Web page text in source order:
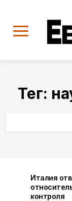
Тег:
Италия
контроля